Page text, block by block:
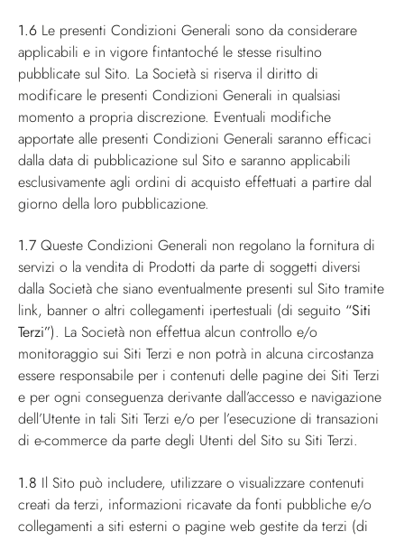
1.6 Le presenti Condizioni Generali sono da considerare
applicabili e in vigore fintantoché le stesse risultino
pubblicate sul Sito. La Società si riserva il diritto di
modificare le presenti Condizioni Generali in qualsiasi
momento a propria discrezione. Eventuali modifiche
apportate alle presenti Condizioni Generali saranno efficaci
dalla data di pubblicazione sul Sito e saranno applicabili
esclusivamente agli ordini di acquisto effettuati a partire dal
giorno della loro pubblicazione.
1.7 Queste Condizioni Generali non regolano la fornitura di
servizi o la vendita di Prodotti da parte di soggetti diversi
dalla Società che siano eventualmente presenti sul Sito tramite
link, banner o altri collegamenti ipertestuali (di seguito “Siti
Terzi”). La Società non effettua alcun controllo e/o
monitoraggio sui Siti Terzi e non potrà in alcuna circostanza
essere responsabile per i contenuti delle pagine dei Siti Terzi
e per ogni conseguenza derivante dall’accesso e navigazione
dell’Utente in tali Siti Terzi e/o per l’esecuzione di transazioni
di e-commerce da parte degli Utenti del Sito su Siti Terzi.
1.8 Il Sito può includere, utilizzare o visualizzare contenuti
creati da terzi, informazioni ricavate da fonti pubbliche e/o
collegamenti a siti esterni o pagine web gestite da terzi (di